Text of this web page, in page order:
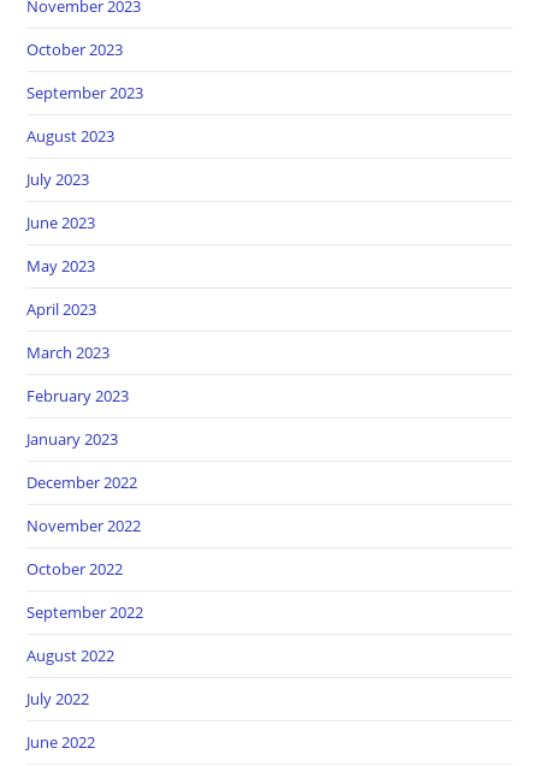
November 2023
October 2023
September 2023
August 2023
July 2023
June 2023
May 2023
April 2023
March 2023
February 2023
January 2023
December 2022
November 2022
October 2022
September 2022
August 2022
July 2022
June 2022